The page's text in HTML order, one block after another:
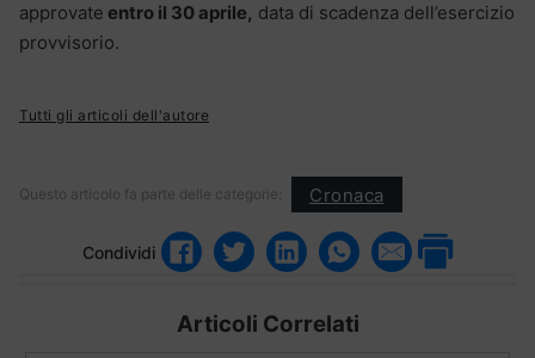
approvate entro il 30 aprile, data di scadenza dell’esercizio
provvisorio.
Tutti gli articoli dell'autore
Questo articolo fa parte delle categorie: Cronaca
Condividi
Articoli Correlati